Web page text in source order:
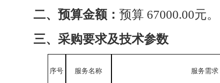
二、 预算金额： 预算 67000.00元。
三、采购要求及技术参数
序号 服务名称 服务需求